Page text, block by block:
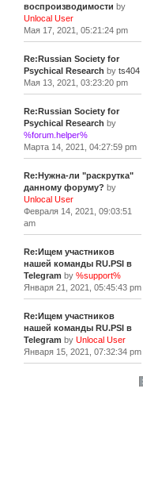
воспроизводимости by
Unlocal User
Мая 17, 2021, 05:21:24 pm
Re:Russian Society for
Psychical Research by ts404
Мая 13, 2021, 03:23:20 pm
Re:Russian Society for
Psychical Research by
%forum.helper%
Марта 14, 2021, 04:27:59 pm
Re:Нужна-ли "раскрутка"
данному форуму? by
Unlocal User
Февраля 14, 2021, 09:03:51
am
Re:Ищем участников
нашей команды RU.PSI в
Telegram by %support%
Января 21, 2021, 05:45:43 pm
Re:Ищем участников
нашей команды RU.PSI в
Telegram by Unlocal User
Января 15, 2021, 07:32:34 pm